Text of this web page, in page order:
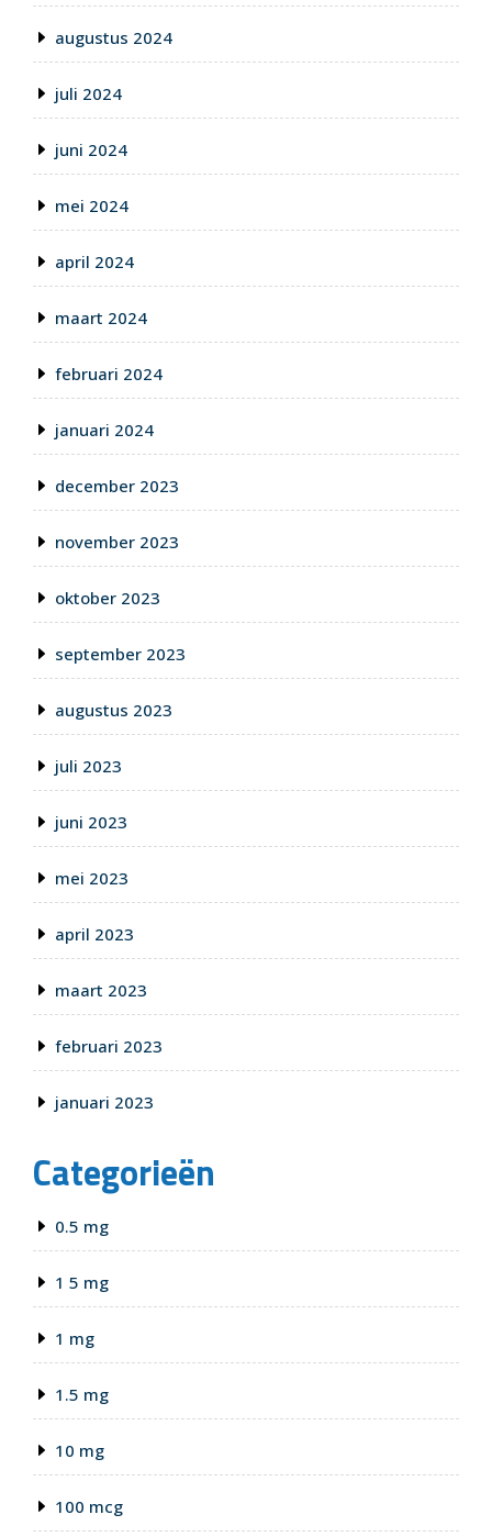
augustus 2024
juli 2024
juni 2024
mei 2024
april 2024
maart 2024
februari 2024
januari 2024
december 2023
november 2023
oktober 2023
september 2023
augustus 2023
juli 2023
juni 2023
mei 2023
april 2023
maart 2023
februari 2023
januari 2023
Categorieën
0.5 mg
1 5 mg
1 mg
1.5 mg
10 mg
100 mcg